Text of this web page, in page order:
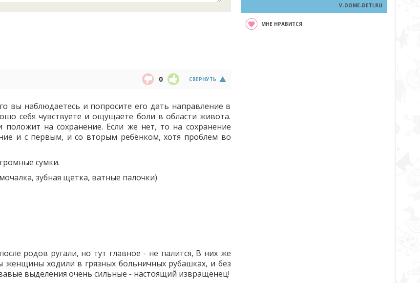
СВЕРНУТЬ
0
вы наблюдаетесь и попросите его дать направление в
себя чувствуете и ощущаете боли в области живота.
на сохранение. Если же нет, то на сохранение
и с первым, и со вторым ребёнком, хотя проблем во
сумки.
зубная щетка, ватные палочки)
родов ругали, но тут главное - не палится, В них же
женщины ходили в грязных больничных рубашках, и без
выделения очень сильные - настоящий извращенец!
V-DOME-DETI.RU
МНЕ НРАВИТСЯ